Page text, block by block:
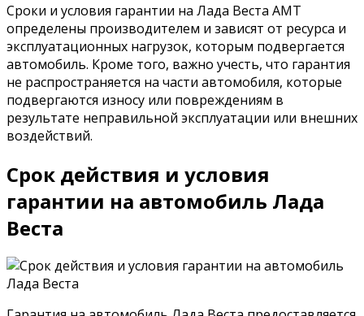
Сроки и условия гарантии на Лада Веста АМТ
определены производителем и зависят от ресурса и
эксплуатационных нагрузок, которым подвергается
автомобиль. Кроме того, важно учесть, что гарантия
не распространяется на части автомобиля, которые
подвергаются износу или повреждениям в
результате неправильной эксплуатации или внешних
воздействий.
Срок действия и условия
гарантии на автомобиль Лада
Веста